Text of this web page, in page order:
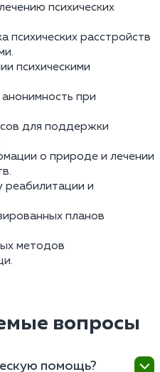
психических
психических расстройств
психическими
при
для поддержки
о природе и лечении
реабилитации и
планов
методов
вопросы
помощь?